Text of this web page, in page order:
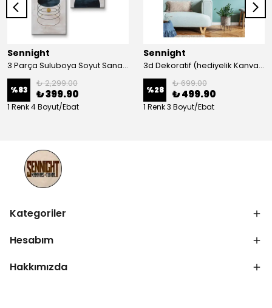
Sennight
3 Parça Suluboya Soyut Sanat Koleksiyonu Dekoratif Kanvas Tablo
%83
₺ 2,299.00
₺ 399.90
1 Renk 4 Boyut/Ebat
Sennight
3d Dekoratif (hediyelik Kanvas Tablo)
%28
₺ 699.00
₺ 499.90
1 Renk 3 Boyut/Ebat
Kategoriler
Hesabım
Hakkımızda